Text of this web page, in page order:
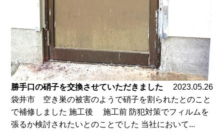
勝手口の硝子を交換させていただきました
2023.05.26
袋井市 空き巣の被害のようで硝子を割られたとのこと
で補修しました 施工後 施工前 防犯対策でフィルムを
張るか検討されたいとのことでした 当社において...